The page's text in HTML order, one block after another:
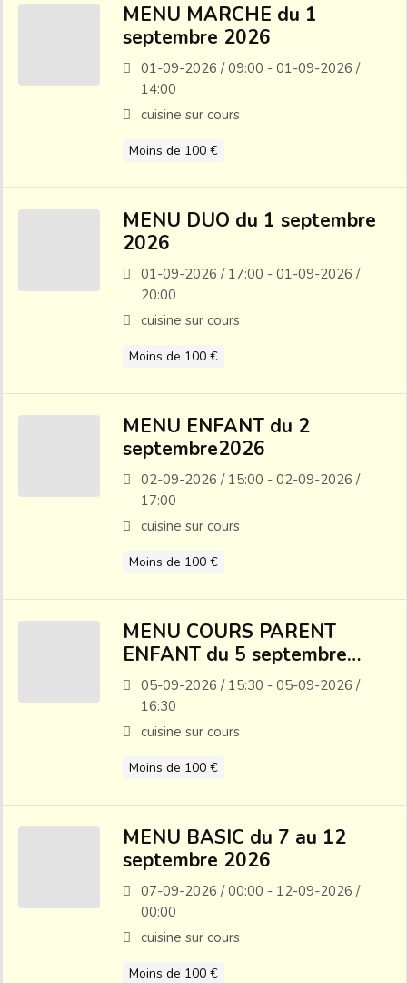
MENU MARCHE du 1
septembre 2026
01-09-2026 / 09:00 - 01-09-2026 /
14:00
cuisine sur cours
Moins de 100 €
MENU DUO du 1 septembre
2026
01-09-2026 / 17:00 - 01-09-2026 /
20:00
cuisine sur cours
Moins de 100 €
MENU ENFANT du 2
septembre2026
02-09-2026 / 15:00 - 02-09-2026 /
17:00
cuisine sur cours
Moins de 100 €
MENU COURS PARENT
ENFANT du 5 septembre
2026
05-09-2026 / 15:30 - 05-09-2026 /
16:30
cuisine sur cours
Moins de 100 €
MENU BASIC du 7 au 12
septembre 2026
07-09-2026 / 00:00 - 12-09-2026 /
00:00
cuisine sur cours
Moins de 100 €